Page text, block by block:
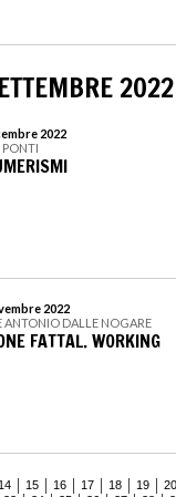
2022
2022
PONTI
2022
ANTONIO DALLE NOGARE
FATTAL. WORKING
14 15 16 17 18 19
20